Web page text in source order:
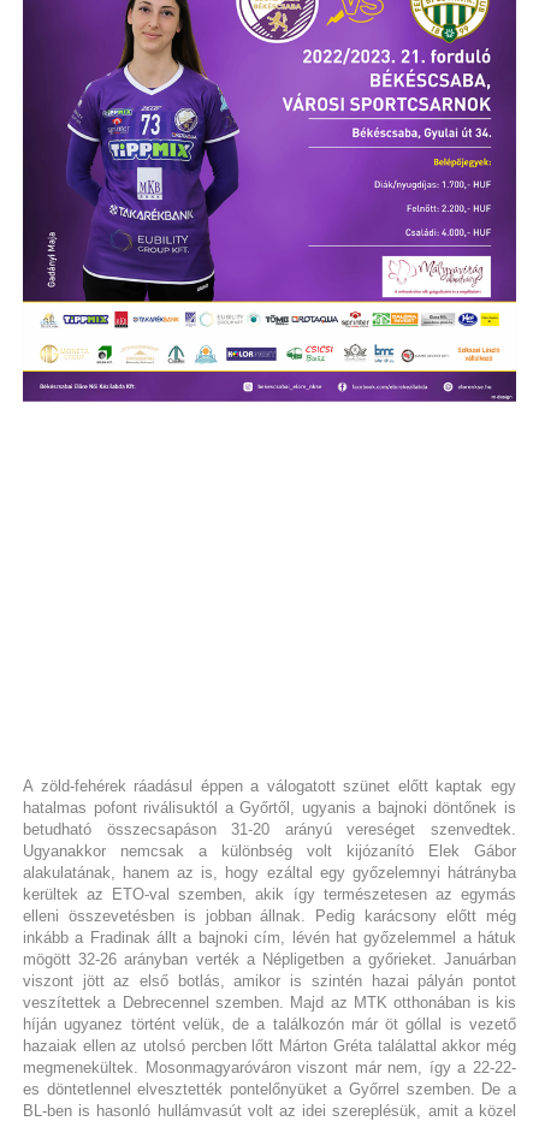
A zöld-fehérek ráadásul éppen a válogatott szünet előtt kaptak egy
hatalmas pofont riválisuktól a Győrtől, ugyanis a bajnoki döntőnek is
betudható összecsapáson 31-20 arányú vereséget szenvedtek.
Ugyanakkor nemcsak a különbség volt kijózanító Elek Gábor
alakulatának, hanem az is, hogy ezáltal egy győzelemnyi hátrányba
kerültek az ETO-val szemben, akik így természetesen az egymás
elleni összevetésben is jobban állnak. Pedig karácsony előtt még
inkább a Fradinak állt a bajnoki cím, lévén hat győzelemmel a hátuk
mögött 32-26 arányban verték a Népligetben a győrieket. Januárban
viszont jött az első botlás, amikor is szintén hazai pályán pontot
veszítettek a Debrecennel szemben. Majd az MTK otthonában is kis
híján ugyanez történt velük, de a találkozón már öt góllal is vezető
hazaiak ellen az utolsó percben lőtt Márton Gréta találattal akkor még
megmenekültek. Mosonmagyaróváron viszont már nem, így a 22-22-
es döntetlennel elvesztették pontelőnyüket a Győrrel szemben. De a
BL-ben is hasonló hullámvasút volt az idei szereplésük, amit a közel